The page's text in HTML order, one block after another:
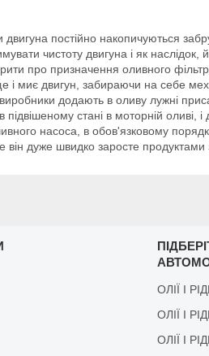
двигуна постійно накопичуються
чистоту двигуна і як
про призначення оливного
і миє двигун, забираючи на себе
додають в оливу лужні
стані в моторній оливі,
насоса, в обов'язковому
він дуже швидко заросте продуктами
ОЛІЇ І
ОЛІЇ І
ОЛІЇ І